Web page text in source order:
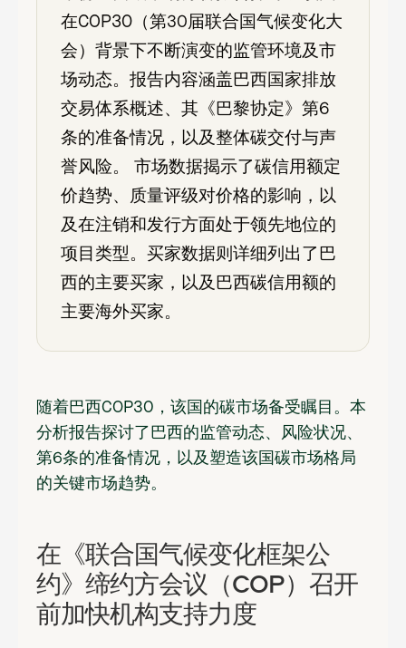
在COP30（第30届联合国气候变化大
会）背景下不断演变的监管环境及市
场动态。报告内容涵盖巴西国家排放
交易体系概述、其《巴黎协定》第6
条的准备情况，以及整体碳交付与声
誉风险。 市场数据揭示了碳信用额定
价趋势、质量评级对价格的影响，以
及在注销和发行方面处于领先地位的
项目类型。买家数据则详细列出了巴
西的主要买家，以及巴西碳信用额的
主要海外买家。
随着巴西COP30，该国的碳市场备受瞩目。本
分析报告探讨了巴西的监管动态、风险状况、
第6条的准备情况，以及塑造该国碳市场格局
的关键市场趋势。
在《联合国气候变化框架公
约》缔约方会议（COP）召开
前加快机构支持力度